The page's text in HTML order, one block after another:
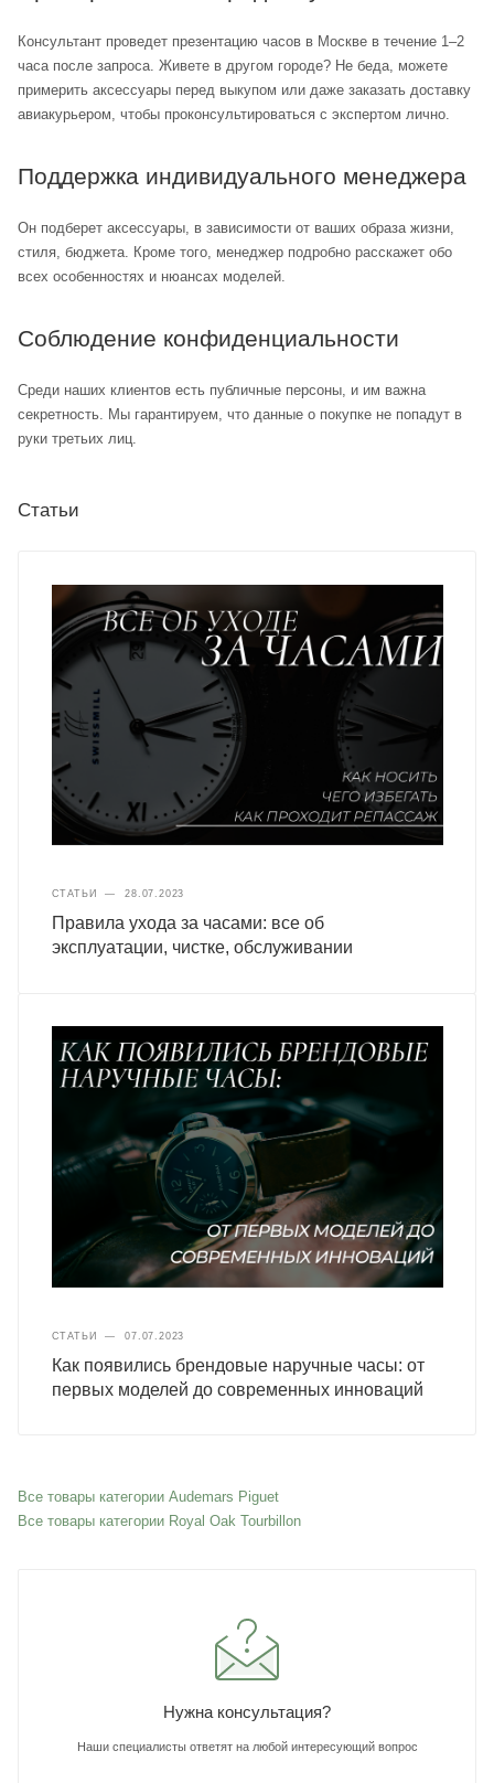
Консультант проведет презентацию часов в Москве в течение 1–2
часа после запроса. Живете в другом городе? Не беда, можете
примерить аксессуары перед выкупом или даже заказать доставку
авиакурьером, чтобы проконсультироваться с экспертом лично.
Поддержка индивидуального менеджера
Он подберет аксессуары, в зависимости от ваших образа жизни,
стиля, бюджета. Кроме того, менеджер подробно расскажет обо
всех особенностях и нюансах моделей.
Соблюдение конфиденциальности
Среди наших клиентов есть публичные персоны, и им важна
секретность. Мы гарантируем, что данные о покупке не попадут в
руки третьих лиц.
Статьи
СТАТЬИ — 28.07.2023
Правила ухода за часами: все об
эксплуатации, чистке, обслуживании
СТАТЬИ — 07.07.2023
Как появились брендовые наручные часы: от
первых моделей до современных инноваций
Все товары категории Audemars Piguet
Все товары категории Royal Oak Tourbillon
Нужна консультация?
Наши специалисты ответят на любой интересующий вопрос